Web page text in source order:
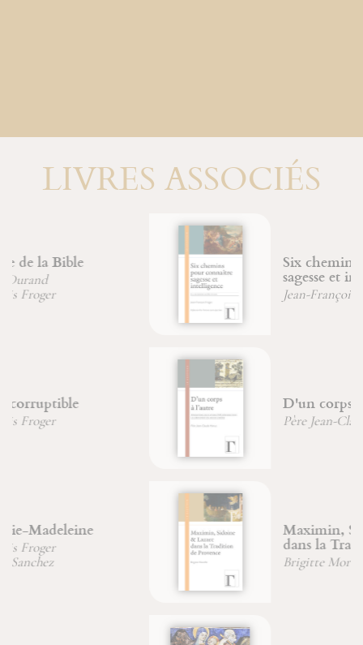
LIVRES ASSOCIÉS
Six chemins pour connaître
sagesse et intelligence
Jean-François Froger
D'un corps à l'autre
Père Jean-Claude Hanus
Maximin, Sidoine et Lazare
dans la Tradition de Provence
Brigitte Morelle